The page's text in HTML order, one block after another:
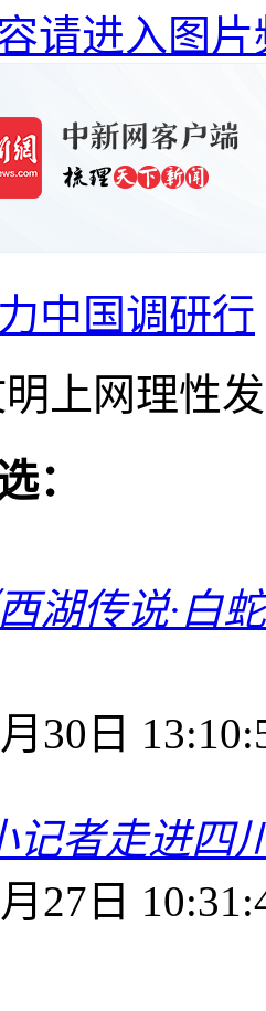
请进入图片
中国调研行
上网理性
：
湖传说·白
30日
记者走进四
27日